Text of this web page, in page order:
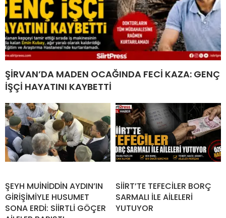
ŞİRVAN’DA MADEN OCAĞINDA FECİ KAZA: GENÇ
İŞÇİ HAYATINI KAYBETTİ
ŞEYH MUİNİDDİN AYDIN’IN
GİRİŞİMİYLE HUSUMET
SONA ERDİ: SİİRTLİ GÖÇER
SİİRT’TE TEFECİLER BORÇ
SARMALI İLE AİLELERİ
YUTUYOR